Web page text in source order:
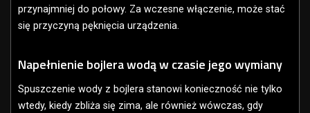
przynajmniej do połowy. Za wczesne włączenie, może stać
się przyczyną pęknięcia urządzenia.
Napełnienie bojlera wodą w czasie jego wymiany
Spuszczenie wody z bojlera stanowi konieczność nie tylko
wtedy, kiedy zbliża się zima, ale również wówczas, gdy